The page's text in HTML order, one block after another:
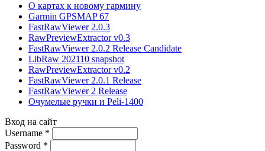
О картах к новому гармину
Garmin GPSMAP 67
FastRawViewer 2.0.3
RawPreviewExtractor v0.3
FastRawViewer 2.0.2 Release Candidate
LibRaw 202110 snapshot
RawPreviewExtractor v0.2
FastRawViewer 2.0.1 Release
FastRawViewer 2 Release
Очумелые ручки и Peli-1400
Вход на сайт
Username *
Password *